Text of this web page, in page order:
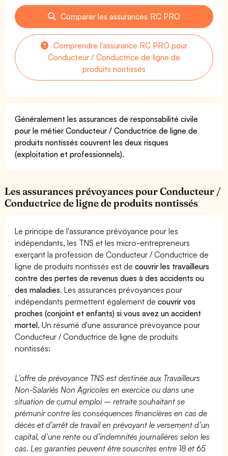
Comparer les assurances RC PRO
Comprendre l'assurance RC PRO pour
Conducteur / Conductrice de ligne de
produits nontissés
Généralement les assurances de responsabilité civile
pour le métier Conducteur / Conductrice de ligne de
produits nontissés couvrent les deux risques
(exploitation et professionnels).
Les assurances prévoyances pour Conducteur /
Conductrice de ligne de produits nontissés
Le principe de l'assurance prévoyance pour les
indépendants, les TNS et les micro-entrepreneurs
exerçant la profession de Conducteur / Conductrice de
ligne de produits nontissés est decouvrir les travailleurs
contre des pertes de revenus dues à des accidents ou
des maladies. Les assurances prévoyances pour
indépendants permettent également decouvrir vos
proches (conjoint et enfants) si vous avez un accident
mortel. Un résumé d'une assurance prévoyance pour
Conducteur / Conductrice de ligne de produits
nontissés:
L’offre de prévoyance TNS est destinée aux Travailleurs
Non-Salariés Non Agricoles en exercice ou dans une
situation de cumul emploi – retraite souhaitant se
prémunir contre les conséquences financières en cas de
décès et d’arrêt de travail en prévoyant le versement d’un
capital, d’une rente ou d’indemnités journalières selon les
cas. Les garanties peuvent être souscrites entre 18 et 65